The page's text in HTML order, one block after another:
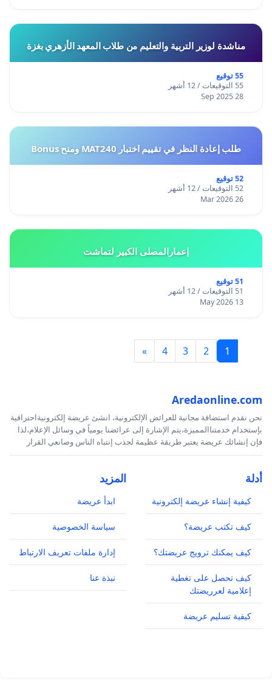
مناشدة لوزير التربية والتعليم من طلاب المعهد الأزهري بغزة
55 توقيع
55 التوقيعات / 12 أشهر
28 Sep 2025
طلب إعادة النظر في تقييم اختبار MAT240 ومنح Bonus
52 توقيع
52 التوقيعات / 12 أشهر
26 Mar 2026
إعمارالمصلى الكبير لتماشت
51 توقيع
51 التوقيعات / 12 أشهر
13 May 2026
1
2
3
4
»
Aredaonline.com
نحن نقدم استضافة مجانية للعرائض الإلكترونية، انشئ عريضة إلكترونيةاحترافية
بإستخدام خدمتناالمميزة،يتم الإشارة إلى عرائضنا يومياً في وسائل الإعلام،لذا
فإن إنشائك عريضة يعتبر طريقة عظيمة لجذب إنتباه الناس وصانعي القرار
أدلة
كيفية إنشاء عريضة إلكترونية
كيف تكتب عريضة؟
كيف يمكنك ترويج عريضتك؟
كيف تحصل على تغطية
إعلامية لعرريضتك
كيفية تسليم عريضة
المزيد
ابدأ عريضة
سياسة الخصوصية
إدارة ملفات تعريف الارتباط
نبذة عنا